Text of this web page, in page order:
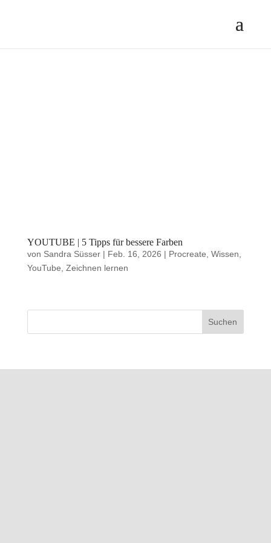
YOUTUBE | 5 Tipps für bessere Farben
von Sandra Süsser| Feb. 16, 2026 | Procreate Wissen
YouTube Zeichnen lernen